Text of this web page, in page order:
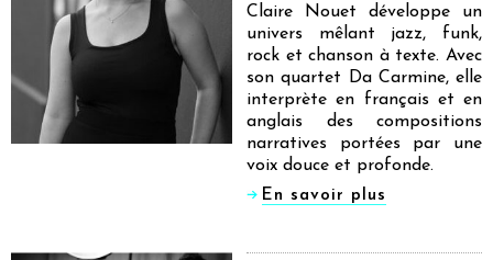
Claire Nouet développe un
univers mêlant jazz, funk,
rock et chanson à texte. Avec
son quartet Da Carmine, elle
interprète en français et en
anglais des compositions
narratives portées par une
voix douce et profonde.
En savoir plus